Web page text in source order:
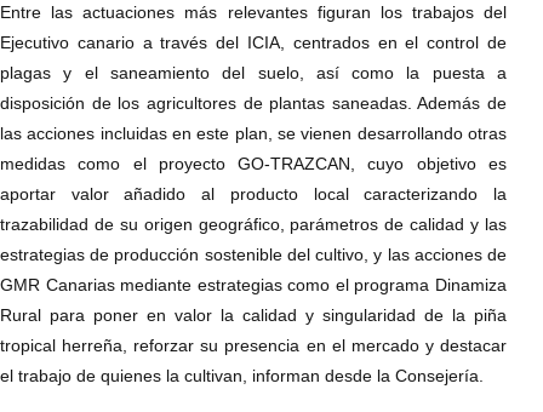
Entre las actuaciones más relevantes figuran los trabajos del
Ejecutivo canario a través del ICIA, centrados en el control de
plagas y el saneamiento del suelo, así como la puesta a
disposición de los agricultores de plantas saneadas. Además de
las acciones incluidas en este plan, se vienen desarrollando otras
medidas como el proyecto GO-TRAZCAN, cuyo objetivo es
aportar valor añadido al producto local caracterizando la
trazabilidad de su origen geográfico, parámetros de calidad y las
estrategias de producción sostenible del cultivo, y las acciones de
GMR Canarias mediante estrategias como el programa Dinamiza
Rural para poner en valor la calidad y singularidad de la piña
tropical herreña, reforzar su presencia en el mercado y destacar
el trabajo de quienes la cultivan, informan desde la Consejería.